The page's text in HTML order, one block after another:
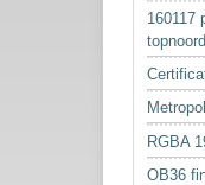
160117
RGBA
OB36